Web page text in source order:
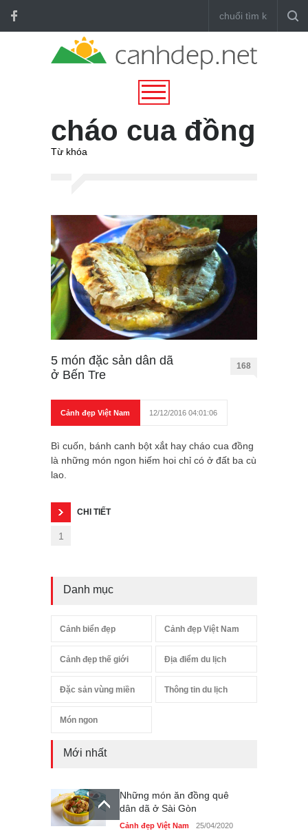
cháo cua đồng
Từ khóa
5 món đặc sản dân dã
ở Bến Tre
168
Cảnh đẹp Việt Nam 12/12/2016 04:01:06
Bì cuốn, bánh canh bột xắt hay cháo cua đồng
là những món ngon hiếm hoi chỉ có ở đất ba cù
lao.
CHI TIẾT
1
Danh mục
Cảnh biển đẹp Cảnh đẹp Việt Nam
Cảnh đẹp thế giới Địa điểm du lịch
Đặc sản vùng miền Thông tin du lịch
Món ngon
Mới nhất
Những món ăn đồng quê
dân dã ở Sài Gòn
Cảnh đẹp Việt Nam 25/04/2020